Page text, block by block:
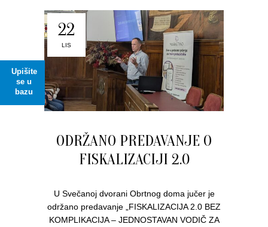
Upišite
se u
bazu
22
LIS
ODRŽANO PREDAVANJE O
FISKALIZACIJI 2.0
U Svečanoj dvorani Obrtnog doma jučer je
održano predavanje „FISKALIZACIJA 2.0 BEZ
KOMPLIKACIJA – JEDNOSTAVAN VODIČ ZA